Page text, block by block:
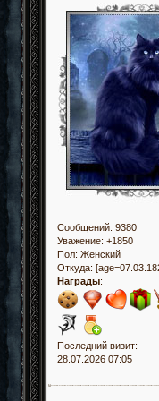
Сообщений: 9380
Уважение: +1850
Пол: Женский
Откуда:
Награды:
Последний визит:
28.07.2026 07:05